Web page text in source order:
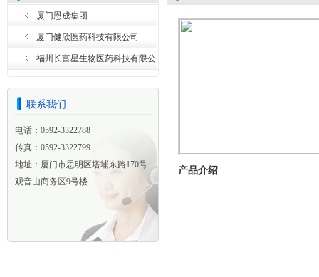
厦门恩成集团
厦门健欣医药科技有限公司
福州长富星生物医药科技有限公
联系我们
电话：0592-3322788
传真：0592-3322799
地址：厦门市思明区塔埔东路170号
观音山商务区9号楼
产品介绍